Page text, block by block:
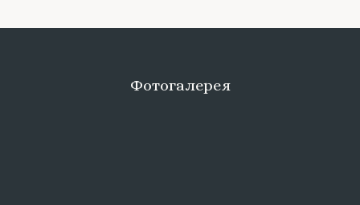
Фотогалерея